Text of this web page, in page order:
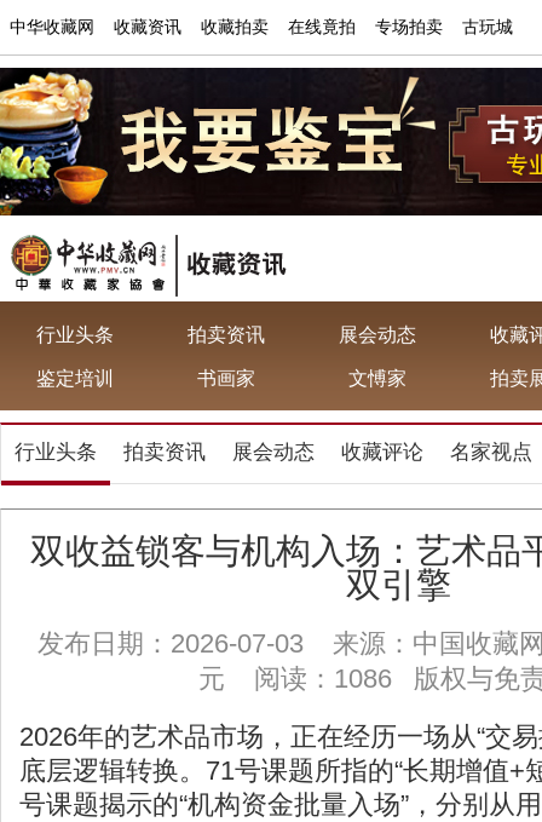
中华收藏网 收藏资讯 收藏拍卖 在线竟拍 专场拍卖 古玩城
行业头条 拍卖资讯 展会动态 收藏
鉴定培训 书画家 文愽家 拍卖
行业头条 拍卖资讯 展会动态 收藏评论 名家视点
双收益锁客与机构入场：艺术品
双引擎
发布日期：2026-07-03 来源：中国收藏
元 阅读：1086 版权与免
2026年的艺术品市场，正在经历一场从“交易
底层逻辑转换。71号课题所指的“长期增值+
号课题揭示的“机构资金批量入场”，分别从